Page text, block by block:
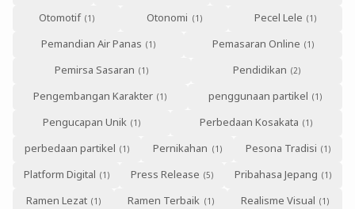
Otomotif
Otonomi
Pecel Lele
Pemandian Air Panas
Pemasaran Online
Pemirsa Sasaran
Pendidikan
Pengembangan Karakter
penggunaan partikel
Pengucapan Unik
Perbedaan Kosakata
perbedaan partikel
Pernikahan
Pesona Tradisi
Platform Digital
Press Release
Pribahasa Jepang
Ramen Lezat
Ramen Terbaik
Realisme Visual